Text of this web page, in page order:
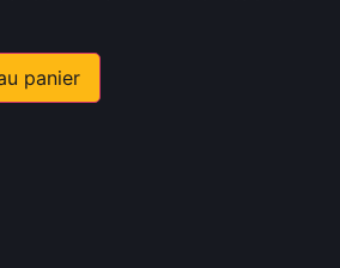
panier